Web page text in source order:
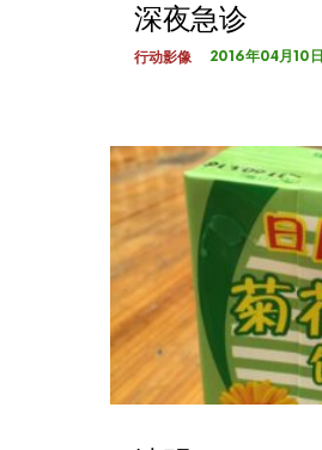
深夜急诊
行动影像 2016年04月10日